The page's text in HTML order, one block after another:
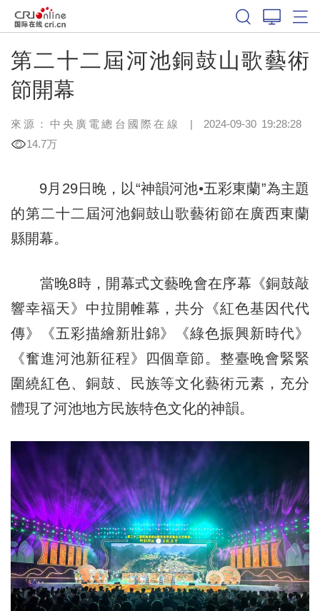
第二十二屆河池銅鼓山歌藝術
節開幕
來源：中央廣電總台國際在線 | 2024-09-30 19:28:28
14.7万
9月29日晚，以“神韻河池•五彩東蘭”為主題
的第二十二屆河池銅鼓山歌藝術節在廣西東蘭
縣開幕。
當晚8時，開幕式文藝晚會在序幕《銅鼓敲
響幸福天》中拉開帷幕，共分《紅色基因代代
傳》《五彩描繪新壯錦》《綠色振興新時代》
《奮進河池新征程》四個章節。整臺晚會緊緊
圍繞紅色、銅鼓、民族等文化藝術元素，充分
體現了河池地方民族特色文化的神韻。